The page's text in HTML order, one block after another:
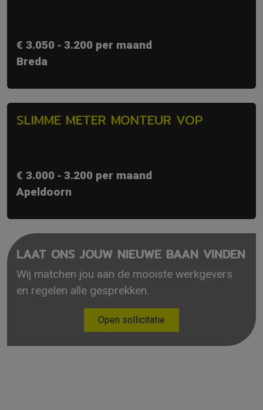
€ 3.050 ‐ 3.200 per maand
Breda
SLIMME METER MONTEUR VOP
€ 3.000 ‐ 3.200 per maand
Apeldoorn
LAAT ONS JOUW NIEUWE BAAN VINDEN
Wij matchen jou aan de mooiste werkgevers
en regelen alle gesprekken.
Open sollicitatie